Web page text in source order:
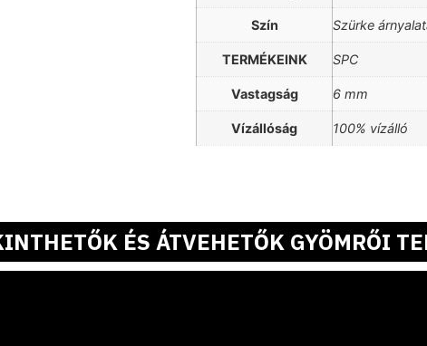
Szín Szürke
TERMÉKEINK SPC
Vastagság 6 mm
Vízállóság 100% vízálló
ÉS ÁTVEHETŐK GYÖMRŐI